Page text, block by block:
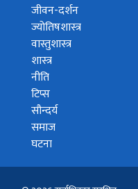
जीवन-दर्शन
ज्योतिषशास्त्र
वास्तुशास्त्र
शास्त्र
नीति
टिप्स
सौन्दर्य
समाज
घटना